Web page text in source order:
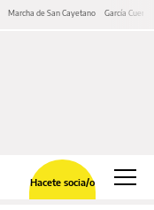
Marcha de San Cayetano García Cuerva
Hacete socia/o